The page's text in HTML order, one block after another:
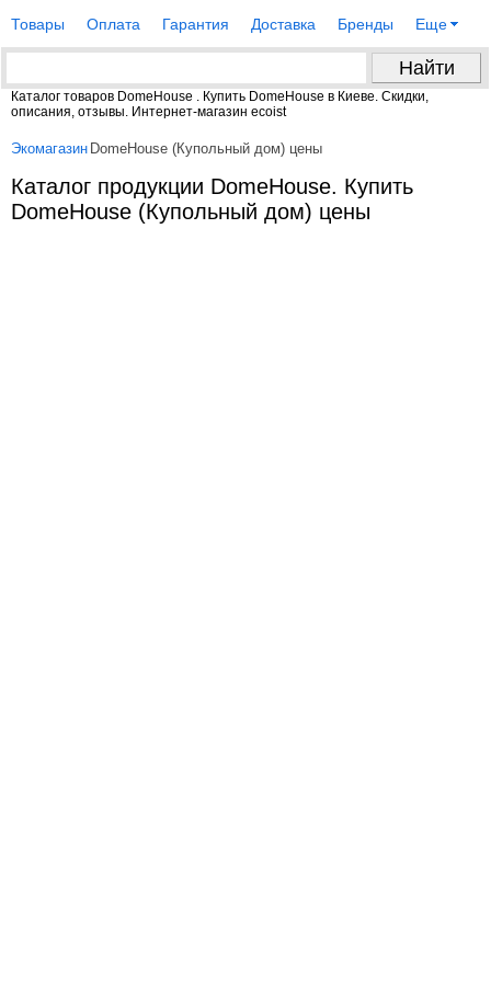
Товары Оплата Гарантия Доставка Бренды Еще
Каталог товаров DomeHouse . Купить DomeHouse в Киеве. Скидки,
описания, отзывы. Интернет-магазин ecoist
Экомагазин DomeHouse (Купольный дом) цены
Каталог продукции DomeHouse. Купить
DomeHouse (Купольный дом) цены